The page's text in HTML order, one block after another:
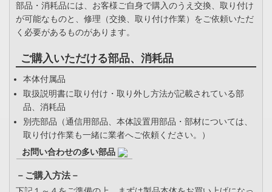
部品・消耗品には、お客様ご自身で購入のうえ交換、取り付け
が可能なものと、修理（交換、取り付け作業）をご依頼いただ
く必要があるものがあります。
ご購入いただける部品、消耗品
本体付属品
取扱説明書に取り付け・取り外し方法が記載されている部
品、消耗品
別売部品（通信用部品、本体設置用部品・部材については、
取り付け作業も一緒に業者へご依頼ください。）
お問い合わせの多い部品
－ご購入方法－